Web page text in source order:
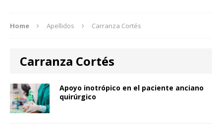
Home Apellidos Carranza Cortés
Carranza Cortés
Apoyo inotrópico en el paciente anciano
quirúrgico